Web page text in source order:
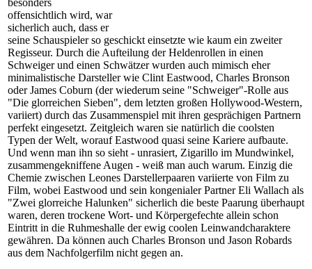
offensichtlich wird, war
sicherlich auch, dass er
seine Schauspieler so geschickt einsetzte wie kaum ein zweiter
Regisseur. Durch die Aufteilung der Heldenrollen in einen
Schweiger und einen Schwätzer wurden auch mimisch eher
minimalistische Darsteller wie Clint Eastwood, Charles Bronson
oder James Coburn (der wiederum seine "Schweiger"-Rolle aus
"Die glorreichen Sieben", dem letzten großen Hollywood-Western,
variiert) durch das Zusammenspiel mit ihren gesprächigen Partnern
perfekt eingesetzt. Zeitgleich waren sie natürlich die coolsten
Typen der Welt, worauf Eastwood quasi seine Kariere aufbaute.
Und wenn man ihn so sieht - unrasiert, Zigarillo im Mundwinkel,
zusammengekniffene Augen - weiß man auch warum. Einzig die
Chemie zwischen Leones Darstellerpaaren variierte von Film zu
Film, wobei Eastwood und sein kongenialer Partner Eli Wallach als
"Zwei glorreiche Halunken" sicherlich die beste Paarung überhaupt
waren, deren trockene Wort- und Körpergefechte allein schon
Eintritt in die Ruhmeshalle der ewig coolen Leinwandcharaktere
gewähren. Da können auch Charles Bronson und Jason Robards
aus dem Nachfolgerfilm nicht gegen an.